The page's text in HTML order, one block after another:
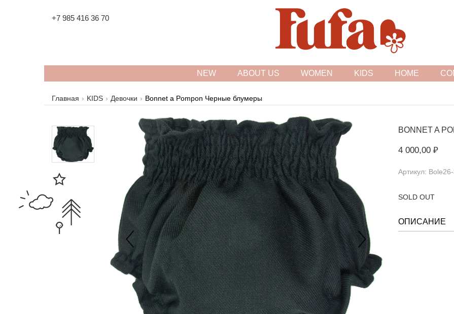
+7 985 416 36 70
FASHION FAMILY STORE
NEW ABOUT US WOMEN KIDS HOME
Главная KIDS Девочки Bonnet a Pompon Черные блумеры
BONNET A
4 000,00 ₽
Артикул:
SOLD OUT
ОПИСАНИЕ